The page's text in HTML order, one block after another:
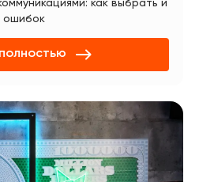
как выбрать и
ошибок